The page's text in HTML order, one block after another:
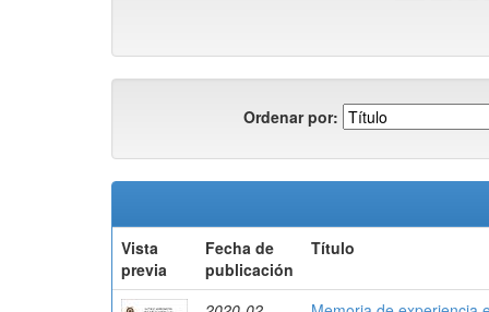
Ordenar por:
Vista
previa
Fecha de
publicación
Título